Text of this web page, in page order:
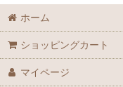
ホーム
ショッピングカート
マイページ